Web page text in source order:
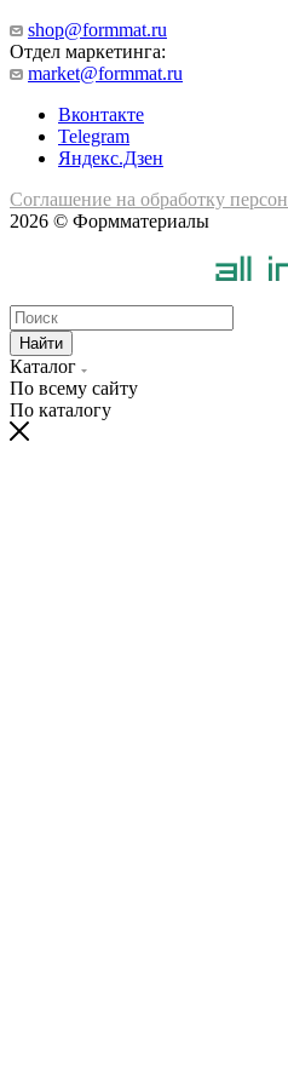
shop@formmat.ru
Отдел маркетинга:
market@formmat.ru
Вконтакте
Telegram
Яндекс.Дзен
Соглашение на обработку
2026 © Формматериалы
Найти
Каталог
По всему сайту
По каталогу